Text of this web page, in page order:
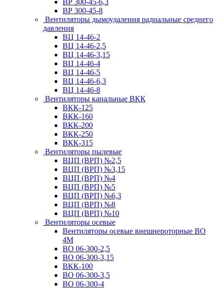
ВР 300-45-6,3
ВР 300-45-8
Вентиляторы дымоудаления радиальные среднего
давления
ВЦ 14-46-2
ВЦ 14-46-2,5
ВЦ 14-46-3,15
ВЦ 14-46-4
ВЦ 14-46-5
ВЦ 14-46-6,3
ВЦ 14-46-8
Вентиляторы канальные ВКК
ВКК-125
ВКК-160
ВКК-200
ВКК-250
ВКК-315
Вентиляторы пылевые
ВЦП (ВРП) №2,5
ВЦП (ВРП) №3,15
ВЦП (ВРП) №4
ВЦП (ВРП) №5
ВЦП (ВРП) №6,3
ВЦП (ВРП) №8
ВЦП (ВРП) №10
Вентиляторы осевые
Вентиляторы осевые внешнероторные ВО
4М
ВО 06-300-2,5
ВО 06-300-3,15
ВКК-100
ВО 06-300-3,5
ВО 06-300-4